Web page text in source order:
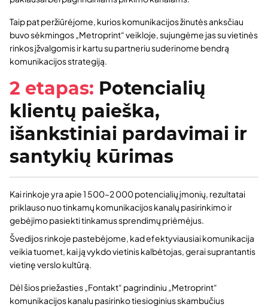
Taip pat peržiūrėjome, kurios komunikacijos žinutės anksčiau
buvo sėkmingos „Metroprint“ veikloje, sujungėme jas su vietinės
rinkos įžvalgomis ir kartu su partneriu suderinome bendrą
komunikacijos strategiją.
2 etapas: Potencialių
klientų paieška,
išankstiniai pardavimai ir
santykių kūrimas
Kai rinkoje yra apie 1 500–2 000 potencialių įmonių, rezultatai
priklauso nuo tinkamų komunikacijos kanalų pasirinkimo ir
gebėjimo pasiekti tinkamus sprendimų priėmėjus.
Švedijos rinkoje pastebėjome, kad efektyviausiai komunikacija
veikia tuomet, kai ją vykdo vietinis kalbėtojas, gerai suprantantis
vietinę verslo kultūrą.
Dėl šios priežasties „Fontakt“ pagrindiniu „Metroprint“
komunikacijos kanalu pasirinko tiesioginius skambučius
Ar jums reikia duomenų
bazių, pardavimų pagalbos
ar CRM?
Gaukite nemokamą konsultaciją.